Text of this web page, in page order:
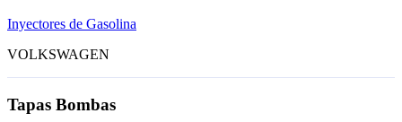
Inyectores de Gasolina
VOLKSWAGEN
Tapas Bombas